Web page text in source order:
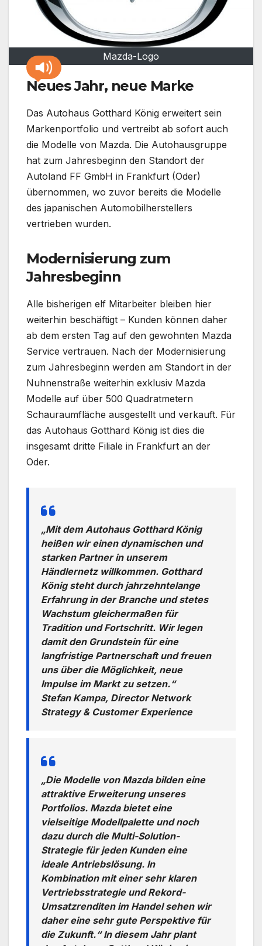
Mazda-Logo
Neues Jahr, neue Marke
Das Autohaus Gotthard König erweitert sein
Markenportfolio und vertreibt ab sofort auch
die Modelle von Mazda. Die Autohausgruppe
hat zum Jahresbeginn den Standort der
Autoland FF GmbH in Frankfurt (Oder)
übernommen, wo zuvor bereits die Modelle
des japanischen Automobilherstellers
vertrieben wurden.
Modernisierung zum
Jahresbeginn
Alle bisherigen elf Mitarbeiter bleiben hier
weiterhin beschäftigt – Kunden können daher
ab dem ersten Tag auf den gewohnten Mazda
Service vertrauen. Nach der Modernisierung
zum Jahresbeginn werden am Standort in der
Nuhnenstraße weiterhin exklusiv Mazda
Modelle auf über 500 Quadratmetern
Schauraumfläche ausgestellt und verkauft. Für
das Autohaus Gotthard König ist dies die
insgesamt dritte Filiale in Frankfurt an der
Oder.
„Mit dem Autohaus Gotthard König
heißen wir einen dynamischen und
starken Partner in unserem
Händlernetz willkommen. Gotthard
König steht durch jahrzehntelange
Erfahrung in der Branche und stetes
Wachstum gleichermaßen für
Tradition und Fortschritt. Wir legen
damit den Grundstein für eine
langfristige Partnerschaft und freuen
uns über die Möglichkeit, neue
Impulse im Markt zu setzen.“
Stefan Kampa, Director Network
Strategy & Customer Experience
„Die Modelle von Mazda bilden eine
attraktive Erweiterung unseres
Portfolios. Mazda bietet eine
vielseitige Modellpalette und noch
dazu durch die Multi-Solution-
Strategie für jeden Kunden eine
ideale Antriebslösung. In
Kombination mit einer sehr klaren
Vertriebsstrategie und Rekord-
Umsatzrenditen im Handel sehen wir
daher eine sehr gute Perspektive für
die Zukunft.“ In diesem Jahr plant